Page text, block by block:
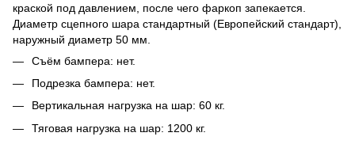
краской под давлением, после чего фаркоп запекается.
Диаметр сцепного шара стандартный (Европейский стандарт),
наружный диаметр 50 мм.
Съём бампера: нет.
Подрезка бампера: нет.
Вертикальная нагрузка на шар: 60 кг.
Тяговая нагрузка на шар: 1200 кг.